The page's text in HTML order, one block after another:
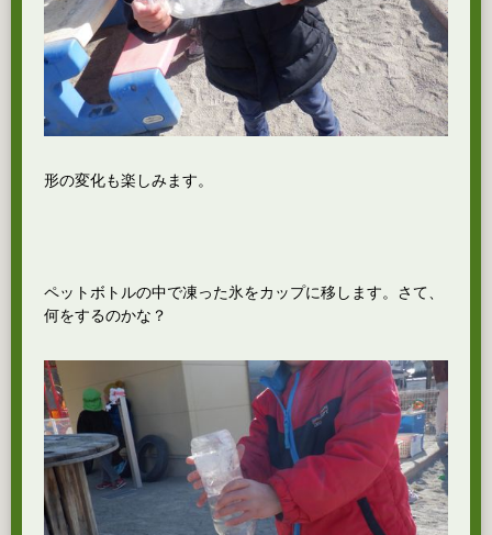
形の変化も楽しみます。
ペットボトルの中で凍った氷をカップに移します。さて、
何をするのかな？